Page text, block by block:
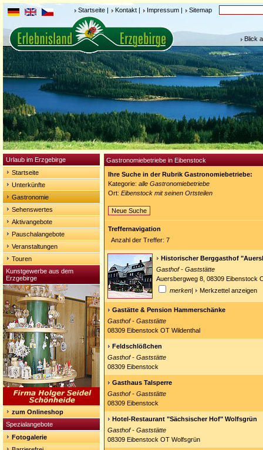
Startseite | Kontakt | Impressum | Sitemap
Blick
Urlaub im Erzgebirge
Startseite
Unterkünfte
Gastronomie
Sehenswertes
Aktivangebote
Pauschalangebote
Veranstaltungen
Touren
Kunstgewerbe aus dem
Erzgebirge
zum Onlineshop
Spezialangebote
Fotogalerie
Gastronomiebetriebe in Eibenstock
Ihre Suche in der Rubrik Gastronomiebetriebe:
Kategorie: alle Gastronomiebetriebe
Ort: Eibenstock mit seinen Ortsteilen
Neue Suche
Treffernavigation
Anzahl der Treffer: 7
Historischer Berggasthof
Gasthof - Gaststätte
Auersbergweg 8, 08309 Eibenstock
merken| Merkzettel anzeigen
Gastätte & Pension Hammerschänke
Gasthof - Gaststätte
08309 Eibenstock OT Wildenthal
Feldschlößchen
Gasthof - Gaststätte
08309 Eibenstock
Gasthaus Talsperre
Gasthof - Gaststätte
08309 Eibenstock
Hotel-Restaurant "Sächsischer Hof" Wolfsgrün
Gasthof - Gaststätte
08309 Eibenstock OT Wolfsgrün